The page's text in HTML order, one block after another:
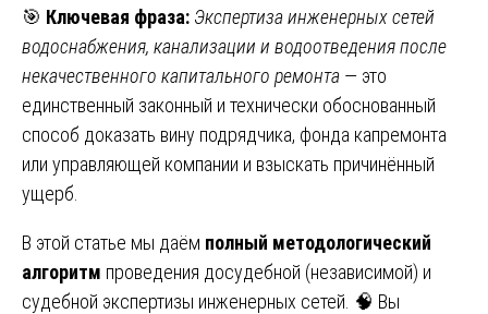
🎯 Ключевая фраза: Экспертиза инженерных сетей
водоснабжения, канализации и водоотведения после
некачественного капитального ремонта — это
единственный законный и технически обоснованный
способ доказать вину подрядчика, фонда капремонта
или управляющей компании и взыскать причинённый
ущерб.
В этой статье мы даём полный методологический
алгоритм проведения досудебной (независимой) и
судебной экспертизы инженерных сетей. 🧠 Вы